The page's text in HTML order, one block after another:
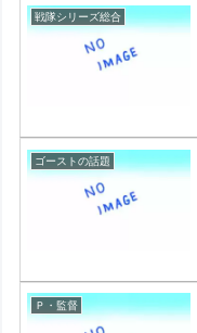
戦隊シリーズ総合
ゴーストの話題
Ｐ・監督